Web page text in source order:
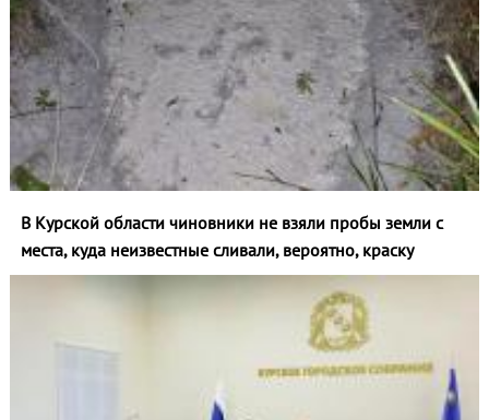
В Курской области чиновники не взяли пробы земли с
места, куда неизвестные сливали, вероятно, краску